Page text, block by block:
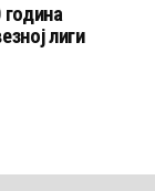
година
лиги